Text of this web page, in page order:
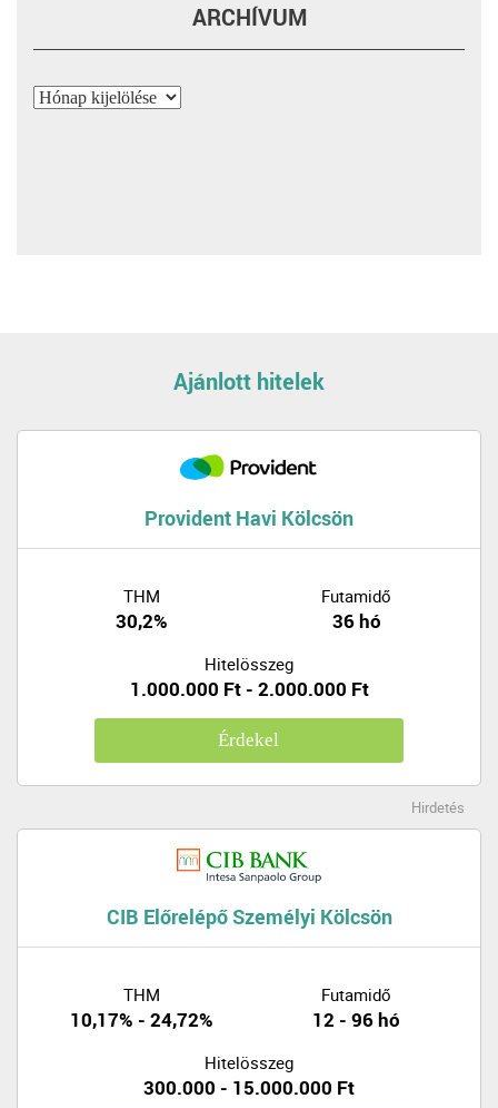
ARCHÍVUM
Archívum
Ajánlott hitelek
Provident Havi Kölcsön
THM
30,2%
Futamidő
36 hó
Hitelösszeg
1.000.000 Ft - 2.000.000 Ft
Érdekel
Hirdetés
CIB Előrelépő Személyi Kölcsön
THM
10,17% - 24,72%
Futamidő
12 - 96 hó
Hitelösszeg
300.000 - 15.000.000 Ft